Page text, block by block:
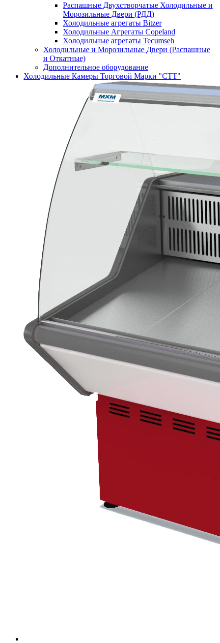
Распашные Двухстворчатые Холодильные и
Морозильные Двери (РДД)
Холодильные агрегаты Bitzer
Холодильные Агрегаты Copeland
Холодильные агрегаты Tecumseh
Холодильные и Морозильные Двери (Распашные
и Откатные)
Дополнительное оборудование
Холодильные Камеры Торговой Марки "СТТ"